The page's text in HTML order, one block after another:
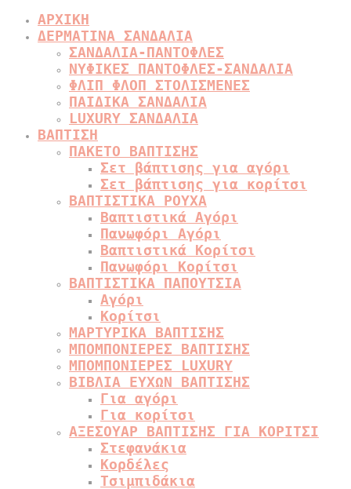
ΑΡΧΙΚΗ
ΔΕΡΜΑΤΙΝΑ ΣΑΝΔΑΛΙΑ
ΣΑΝΔΑΛΙΑ-ΠΑΝΤΟΦΛΕΣ
ΝΥΦΙΚΕΣ ΠΑΝΤΟΦΛΕΣ-ΣΑΝΔΑΛΙΑ
ΦΛΙΠ ΦΛΟΠ ΣΤΟΛΙΣΜΕΝΕΣ
ΠΑΙΔΙΚΑ ΣΑΝΔΑΛΙΑ
LUXURY ΣΑΝΔΑΛΙΑ
ΒΑΠΤΙΣΗ
ΠΑΚΕΤΟ ΒΑΠΤΙΣΗΣ
Σετ βάπτισης για αγόρι
Σετ βάπτισης για κορίτσι
ΒΑΠΤΙΣΤΙΚΑ ΡΟΥΧΑ
Βαπτιστικά Αγόρι
Πανωφόρι Αγόρι
Βαπτιστικά Κορίτσι
Πανωφόρι Κορίτσι
ΒΑΠΤΙΣΤΙΚΑ ΠΑΠΟΥΤΣΙΑ
Αγόρι
Κορίτσι
ΜΑΡΤΥΡΙΚΑ ΒΑΠΤΙΣΗΣ
ΜΠΟΜΠΟΝΙΕΡΕΣ ΒΑΠΤΙΣΗΣ
ΜΠΟΜΠΟΝΙΕΡΕΣ LUXURY
ΒΙΒΛΙΑ ΕΥΧΩΝ ΒΑΠΤΙΣΗΣ
Για αγόρι
Για κορίτσι
ΑΞΕΣΟΥΑΡ ΒΑΠΤΙΣΗΣ ΓΙΑ ΚΟΡΙΤΣΙ
Στεφανάκια
Κορδέλες
Τσιμπιδάκια